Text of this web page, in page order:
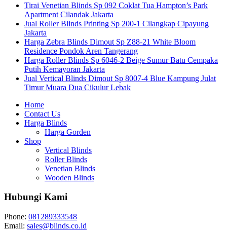
Tirai Venetian Blinds Sp 092 Coklat Tua Hampton’s Park
Apartment Cilandak Jakarta
Jual Roller Blinds Printing Sp 200-1 Cilangkap Cipayung
Jakarta
Harga Zebra Blinds Dimout Sp Z88-21 White Bloom
Residence Pondok Aren Tangerang
Harga Roller Blinds Sp 6046-2 Beige Sumur Batu Cempaka
Putih Kemayoran Jakarta
Jual Vertical Blinds Dimout Sp 8007-4 Blue Kampung Julat
Timur Muara Dua Cikulur Lebak
Home
Contact Us
Harga Blinds
Harga Gorden
Shop
Vertical Blinds
Roller Blinds
Venetian Blinds
Wooden Blinds
Hubungi Kami
Phone: 081289333548
Email: sales@blinds.co.id